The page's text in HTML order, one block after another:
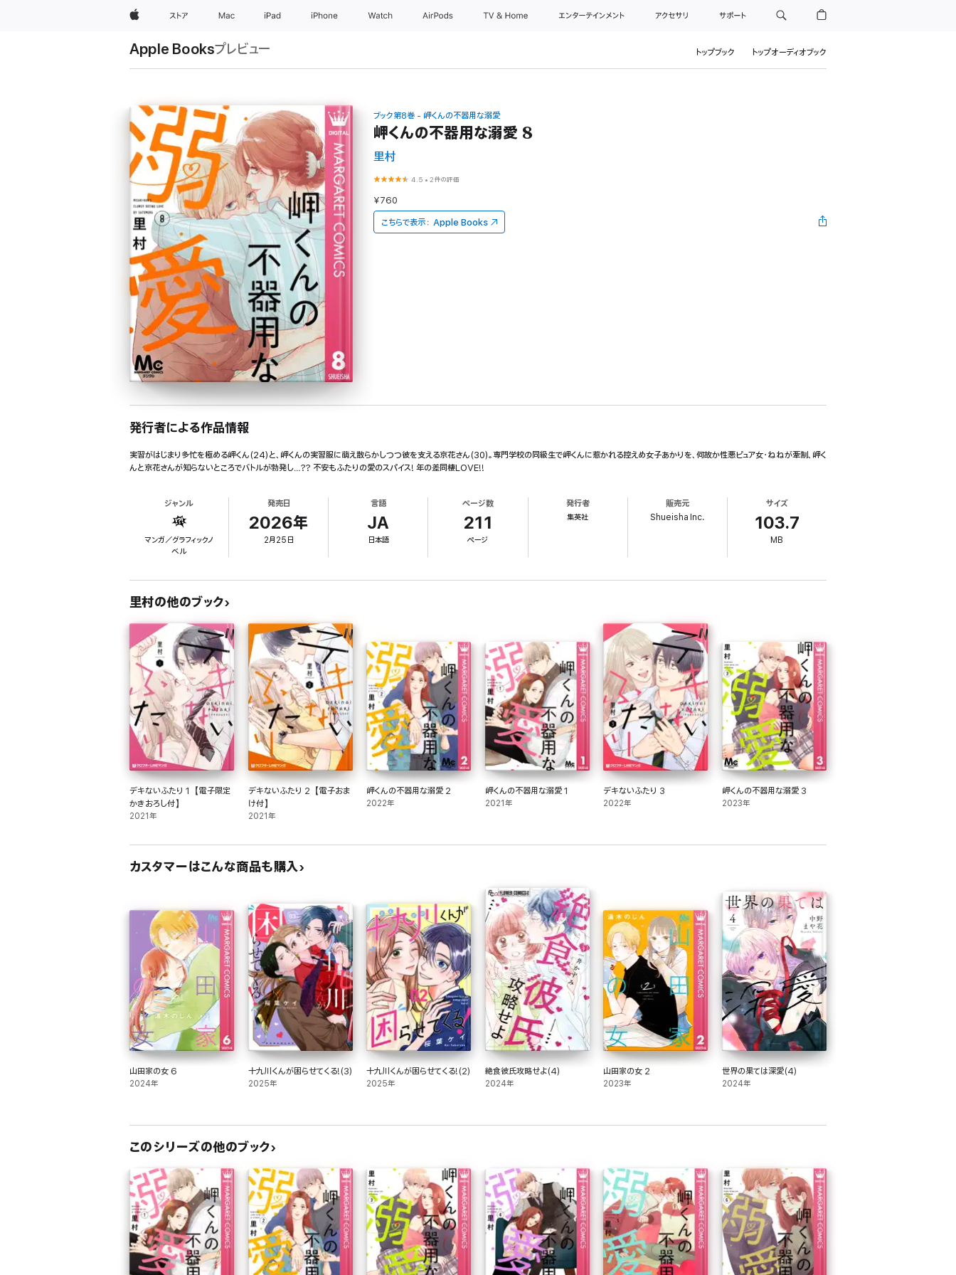
Appleストア Mac iPad iPhone Watch AirPods TV & Home エンターテインメント アクセサリ サポート
Apple Booksプレビュー トップブック トップオーディオブック
ブック第8巻 - 岬くんの不器用な溺愛
岬くんの不器用な溺愛 8
里村
4.5 •2件の評価
¥760
こちらで表示： Apple Books
発行者による作品情報
実習がはじまり多忙を極める岬くん(24)と、岬くんの実習服に萌え散らかしつつ彼を支える京花さん(30)。専門学校の同級生で岬くんに惹かれる控えめ女子あかりを、何故か性悪ピュア女・ねねが牽制、岬く
んと京花さんが知らないところでバトルが勃発し…?? 不安もふたりの愛のスパイス! 年の差同棲LOVE!!
ジャンル
マンガ／グラフィックノ
ベル
発売日
2026年
2月25日
言語
JA
日本語
ページ数
211
ページ
発行者
集英社
販売元
Shueisha Inc.
サイズ
103.7
MB
里村の他のブック
デキないふたり 1【電子限定
かきおろし付】
2021年
デキないふたり 2【電子おま
け付】
2021年
岬くんの不器用な溺愛 2
2022年
岬くんの不器用な溺愛 1
2021年
デキないふたり 3
2022年
岬くんの不器用な溺愛 3
2023年
カスタマーはこんな商品も購入
山田家の女 6
2024年
十九川くんが困らせてくる!(3)
2025年
十九川くんが困らせてくる!(2)
2025年
絶食彼氏攻略せよ(4)
2024年
山田家の女 2
2023年
世界の果ては深愛(4)
2024年
このシリーズの他のブック